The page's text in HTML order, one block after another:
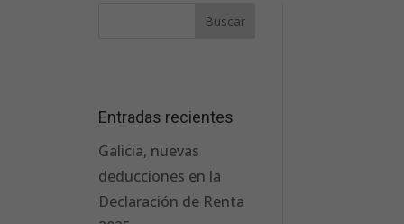
Entradas recientes
Galicia, nuevas
deducciones en la
Declaración de Renta